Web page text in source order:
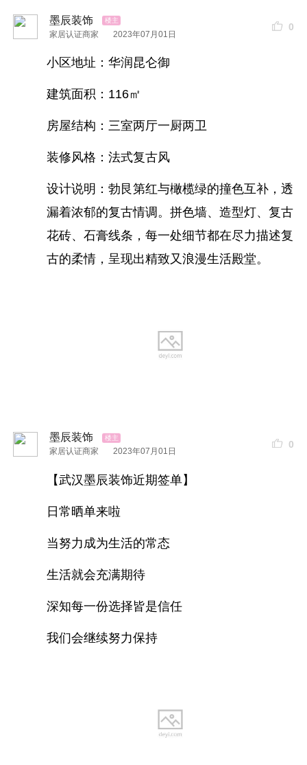
工艺展示
水电展示
墨辰装饰
家居认证商家 2023年07月01日
0
小区地址：华润昆仑御
建筑面积：116㎡
房屋结构：三室两厅一厨两卫
装修风格：法式复古风
设计说明：勃艮第红与橄榄绿的撞色互补，透
漏着浓郁的复古情调。拼色墙、造型灯、复古
花砖、石膏线条，每一处细节都在尽力描述复
古的柔情，呈现出精致又浪漫生活殿堂。
墨辰装饰
家居认证商家 2023年07月01日
0
【武汉墨辰装饰近期签单】
日常晒单来啦
当努力成为生活的常态
生活就会充满期待
深知每一份选择皆是信任
我们会继续努力保持